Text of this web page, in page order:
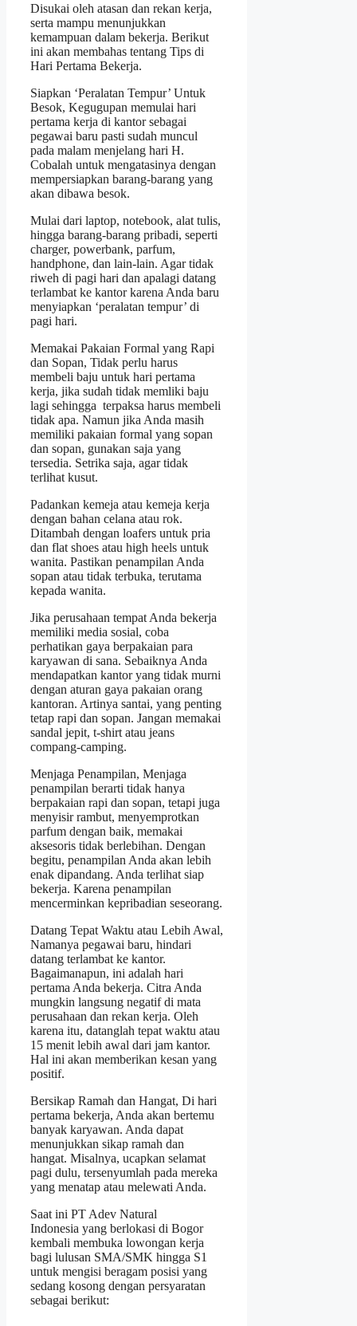
Disukai oleh atasan dan rekan kerja,
serta mampu menunjukkan
kemampuan dalam bekerja. Berikut
ini akan membahas tentang Tips di
Hari Pertama Bekerja.
Siapkan ‘Peralatan Tempur’ Untuk
Besok, Kegugupan memulai hari
pertama kerja di kantor sebagai
pegawai baru pasti sudah muncul
pada malam menjelang hari H.
Cobalah untuk mengatasinya dengan
mempersiapkan barang-barang yang
akan dibawa besok.
Mulai dari laptop, notebook, alat tulis,
hingga barang-barang pribadi, seperti
charger, powerbank, parfum,
handphone, dan lain-lain. Agar tidak
riweh di pagi hari dan apalagi datang
terlambat ke kantor karena Anda baru
menyiapkan ‘peralatan tempur’ di
pagi hari.
Memakai Pakaian Formal yang Rapi
dan Sopan, Tidak perlu harus
membeli baju untuk hari pertama
kerja, jika sudah tidak memliki baju
lagi sehingga terpaksa harus membeli
tidak apa. Namun jika Anda masih
memiliki pakaian formal yang sopan
dan sopan, gunakan saja yang
tersedia. Setrika saja, agar tidak
terlihat kusut.
Padankan kemeja atau kemeja kerja
dengan bahan celana atau rok.
Ditambah dengan loafers untuk pria
dan flat shoes atau high heels untuk
wanita. Pastikan penampilan Anda
sopan atau tidak terbuka, terutama
kepada wanita.
Jika perusahaan tempat Anda bekerja
memiliki media sosial, coba
perhatikan gaya berpakaian para
karyawan di sana. Sebaiknya Anda
mendapatkan kantor yang tidak murni
dengan aturan gaya pakaian orang
kantoran. Artinya santai, yang penting
tetap rapi dan sopan. Jangan memakai
sandal jepit, t-shirt atau jeans
compang-camping.
Menjaga Penampilan, Menjaga
penampilan berarti tidak hanya
berpakaian rapi dan sopan, tetapi juga
menyisir rambut, menyemprotkan
parfum dengan baik, memakai
aksesoris tidak berlebihan. Dengan
begitu, penampilan Anda akan lebih
enak dipandang. Anda terlihat siap
bekerja. Karena penampilan
mencerminkan kepribadian seseorang.
Datang Tepat Waktu atau Lebih Awal,
Namanya pegawai baru, hindari
datang terlambat ke kantor.
Bagaimanapun, ini adalah hari
pertama Anda bekerja. Citra Anda
mungkin langsung negatif di mata
perusahaan dan rekan kerja. Oleh
karena itu, datanglah tepat waktu atau
15 menit lebih awal dari jam kantor.
Hal ini akan memberikan kesan yang
positif.
Bersikap Ramah dan Hangat, Di hari
pertama bekerja, Anda akan bertemu
banyak karyawan. Anda dapat
menunjukkan sikap ramah dan
hangat. Misalnya, ucapkan selamat
pagi dulu, tersenyumlah pada mereka
yang menatap atau melewati Anda.
Saat ini PT Adev Natural
Indonesia yang berlokasi di Bogor
kembali membuka lowongan kerja
bagi lulusan SMA/SMK hingga S1
untuk mengisi beragam posisi yang
sedang kosong dengan persyaratan
sebagai berikut: